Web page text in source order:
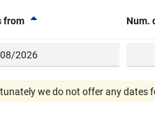
from Num.
we do not offer any dates